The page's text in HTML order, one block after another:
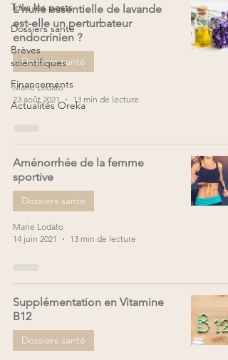
Tous les posts
Dossiers santé
Brèves
scientifiques
Financements
Actualités Oreka
L'huile essentielle de lavande
est-elle un perturbateur
endocrinien ?
Dossiers santé
Marie Lodato
23 août 2021
13 min de lecture
Aménorrhée de la femme
sportive
Dossiers santé
Marie Lodato
14 juin 2021
13 min de lecture
Supplémentation en Vitamine
B12
Dossiers santé